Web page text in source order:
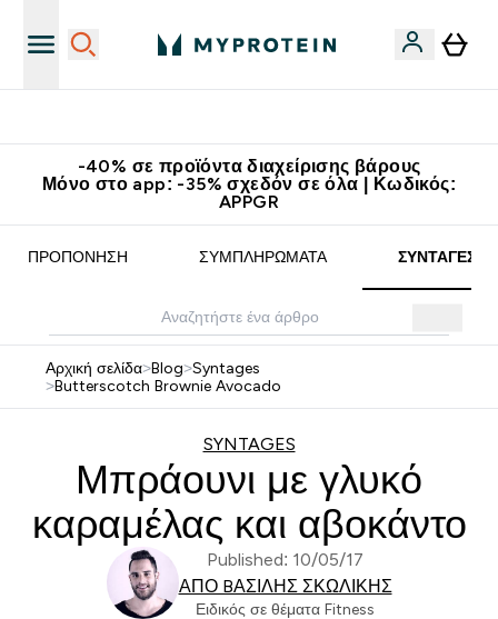
-40% σε προϊόντα διαχείρισης βάρους
Μόνο στο app: -35% σχεδόν σε όλα | Κωδικός:
APPGR
ΠΡΟΠΌΝΗΣΗ ΣΥΜΠΛΗΡΏΜΑΤΑ ΣΥΝΤΑΓΈΣ
Αρχική σελίδα>Blog>Syntages
>Butterscotch Brownie Avocado
SYNTAGES
Μπράουνι με γλυκό
καραμέλας και αβοκάντο
Published: 10/05/17
ΑΠΌ BΑΣΊΛΗΣ ΣΚΩΛΊΚΗΣ
Ειδικός σε θέματα Fitness